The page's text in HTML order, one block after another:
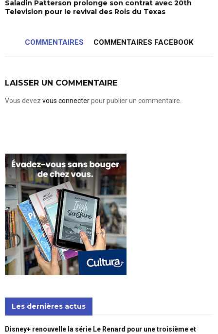
Saladin Patterson prolonge son contrat avec 20th
Television pour le revival des Rois du Texas
COMMENTAIRES COMMENTAIRES FACEBOOK
LAISSER UN COMMENTAIRE
Vous devez vous connecterpour publier un commentaire.
Les dernières actus
Disney+ renouvelle la série Le Renard pour une troisième et